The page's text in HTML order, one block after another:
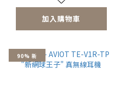
加入購物車
90% 新